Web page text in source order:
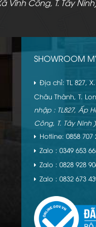
Vĩnh Công, T. Tây
SHOWROOM
Địa chỉ: TL 827,
Châu Thành, T.
nhập : TL827, Ấp
Công, T. Tây Ninh )
Hotline: 0858 707
Zalo : 0349 653
Zalo : 0828 928
Zalo : 0832 673